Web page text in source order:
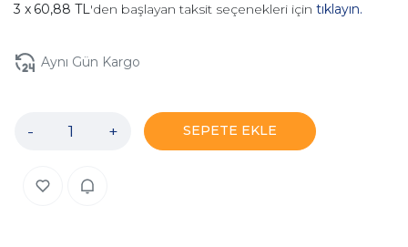
60,88 TL'den başlayan taksit seçenekleri için tıklayın.
Aynı Gün Kargo
- + SEPETE EKLE